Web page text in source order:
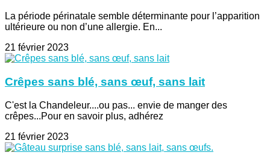
La période périnatale semble déterminante pour l’apparition
ultérieure ou non d’une allergie. En...
21 février 2023
Crêpes sans blé, sans œuf, sans lait
C'est la Chandeleur....ou pas... envie de manger des
crêpes...Pour en savoir plus, adhérez
21 février 2023